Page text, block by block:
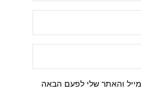
והאתר שלי לפעם הבאה